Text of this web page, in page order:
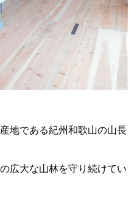
地である紀州和歌山の山長
広大な山林を守り続けてい